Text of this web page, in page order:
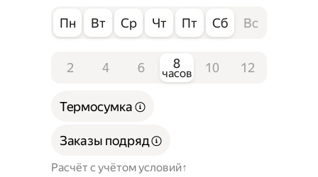
Пн Вт Ср Чт Пт Сб Вс
2 4 6 8
часов 10 12
Расчёт с учётом условий
Термосумка
Заказы подряд